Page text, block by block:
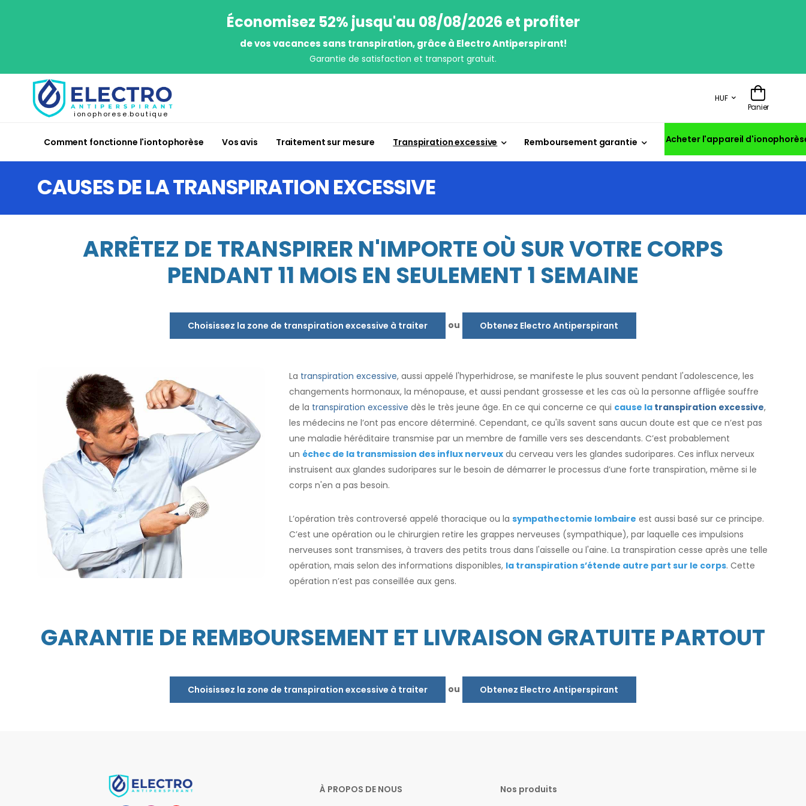
Économisez 52% jusqu'au 08/08/2026 et profiter
de vos vacances sans transpiration, grâce à Electro Antiperspirant!
Garantie de satisfaction et transport gratuit.
ionophorese.boutique
HUF
Panier
Comment fonctionne l'iontophorèse Vos avis Traitement sur mesure Transpiration excessive Remboursement garantie Acheter l'appareil
CAUSES DE LA TRANSPIRATION EXCESSIVE
ARRÊTEZ DE TRANSPIRER N'IMPORTE OÙ SUR VOTRE CORPS
PENDANT 11 MOIS EN SEULEMENT 1 SEMAINE
Choisissez la zone de transpiration excessive à traiter ou Obtenez Electro Antiperspirant
La transpiration excessive, aussi appelé l'hyperhidrose, se manifeste le plus souvent pendant l'adolescence, les
changements hormonaux, la ménopause, et aussi pendant grossesse et les cas où la personne affligée souffre
de la transpiration excessive dès le très jeune âge. En ce qui concerne ce qui cause la transpiration excessive,
les médecins ne l’ont pas encore déterminé. Cependant, ce qu'ils savent sans aucun doute est que ce n’est pas
une maladie héréditaire transmise par un membre de famille vers ses descendants. C’est probablement
un échec de la transmission des influx nerveuxdu cerveau vers les glandes sudoripares. Ces influx nerveux
instruisent aux glandes sudoripares sur le besoin de démarrer le processus d’une forte transpiration, même si le
corps n'en a pas besoin.
L’opération très controversé appelé thoracique ou la sympathectomie lombaire est aussi basé sur ce principe.
C’est une opération ou le chirurgien retire les grappes nerveuses (sympathique), par laquelle ces impulsions
nerveuses sont transmises, à travers des petits trous dans l'aisselle ou l'aine. La transpiration cesse après une telle
opération, mais selon des informations disponibles, la transpiration s’étende autre part sur le corps. Cette
opération n’est pas conseillée aux gens.
GARANTIE DE REMBOURSEMENT ET LIVRAISON GRATUITE PARTOUT
Choisissez la zone de transpiration excessive à traiter ou Obtenez Electro Antiperspirant
À PROPOS DE NOUS Nos produits